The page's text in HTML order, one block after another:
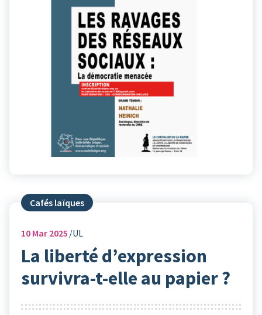
Cafés laïques
10 Mar 2025 UL
La liberté d’expression
survivra-t-elle au papier ?